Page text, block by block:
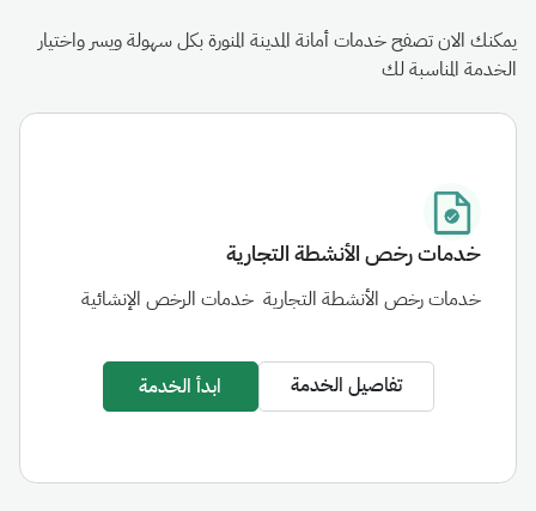
يمكنك الان تصفح خدمات أمانة المدينة المنورة بكل سهولة ويسر واختيار
الخدمة المناسبة لك
خدمات رخص الأنشطة التجارية
خدمات رخص الأنشطة التجارية خدمات الرخص الإنشائية
تفاصيل الخدمة ابدأ الخدمة